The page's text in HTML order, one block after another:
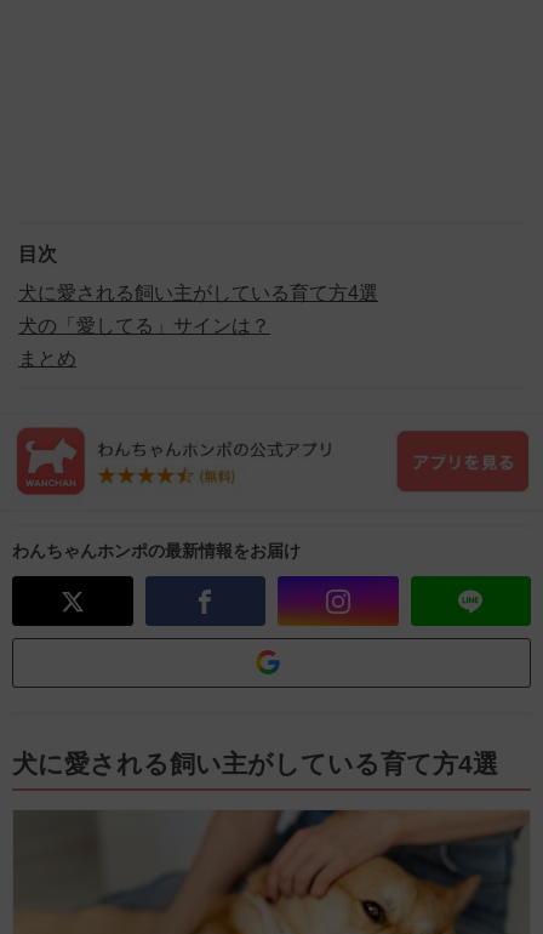
目次
犬に愛される飼い主がしている育て方4選
犬の「愛してる」サインは？
まとめ
わんちゃんホンポの最新情報をお届け
犬に愛される飼い主がしている育て方4選